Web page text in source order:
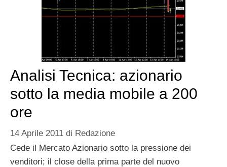
Analisi Tecnica: azionario
sotto la media mobile a 200
ore
14 Aprile 2011 di Redazione
Cede il Mercato Azionario sotto la pressione dei
venditori; il close della prima parte del nuovo